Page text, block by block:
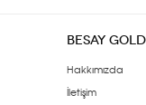
BESAY GOLD
Hakkımızda
İletişim